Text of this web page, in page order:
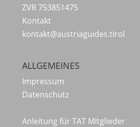
ZVR 753851475
Kontakt
kontakt@austriaguides.tirol
ALLGEMEINES
Impressum
Datenschutz
Anleitung für TAT Mitglieder